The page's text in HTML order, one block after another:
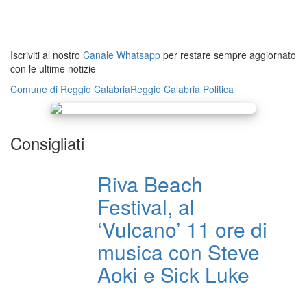
Iscriviti al nostro Canale Whatsapp per restare sempre aggiornato
con le ultime notizie
Comune di Reggio CalabriaReggio Calabria Politica
Consigliati
Riva Beach
Festival, al
‘Vulcano’ 11 ore di
musica con Steve
Aoki e Sick Luke